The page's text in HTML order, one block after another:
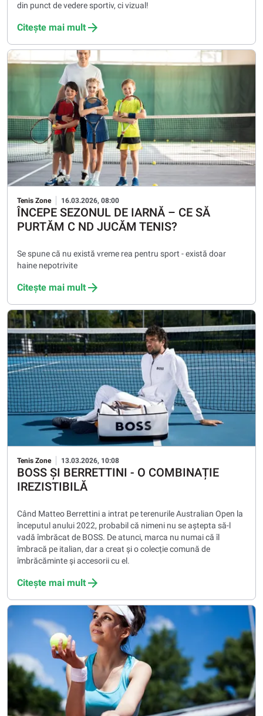
din punct de vedere sportiv, ci vizual!
Citește mai mult
Tenis Zone 16.03.2026, 08:00
ÎNCEPE SEZONUL DE IARNĂ – CE SĂ
PURTĂM C ND JUCĂM TENIS?
Se spune că nu există vreme rea pentru sport - există doar
haine nepotrivite
Citește mai mult
Tenis Zone 13.03.2026, 10:08
BOSS ȘI BERRETTINI - O COMBINAȚIE
IREZISTIBILĂ
Când Matteo Berrettini a intrat pe terenurile Australian Open la
începutul anului 2022, probabil că nimeni nu se aștepta să-l
vadă îmbrăcat de BOSS. De atunci, marca nu numai că îl
îmbracă pe italian, dar a creat și o colecție comună de
îmbrăcăminte și accesorii cu el.
Citește mai mult